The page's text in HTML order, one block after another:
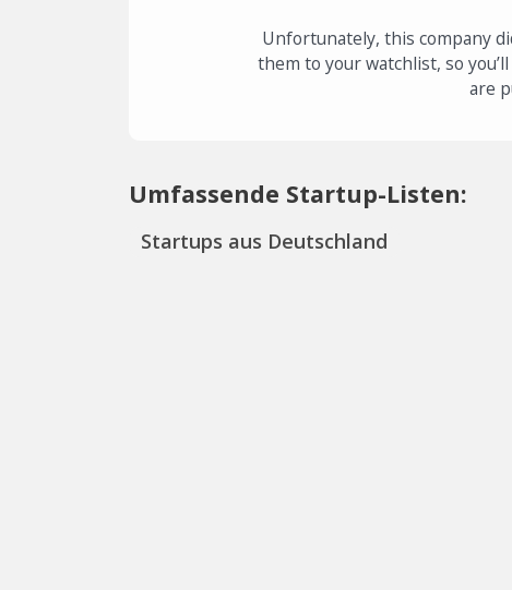
Unfortunately, this company
them to your watchlist, so
are
Umfassende Startup-Listen:
Startups aus Deutschland